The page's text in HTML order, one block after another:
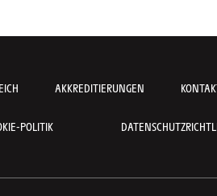
AKKREDITIERUNGEN
POLITIK